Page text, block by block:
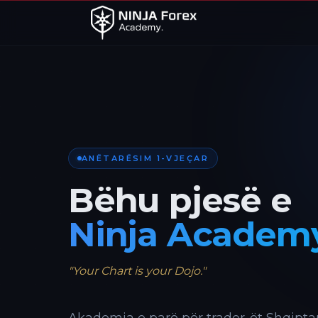
ANËTARËSIM 1-VJEÇAR
Bëhu pjesë e
Ninja
"Your Chart is your Dojo."